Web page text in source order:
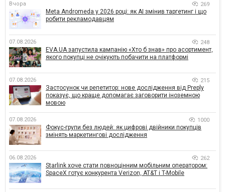
Вчора 269
Meta Andromeda у 2026 році: як AI змінив таргетинг і що
робити рекламодавцям
07.08.2026 248
EVA.UA запустила кампанію «Хто б знав» про асортимент,
якого покупці не очікують побачити на платформі
07.08.2026 215
Застосунок чи репетитор: нове дослідження від Preply
показує, що краще допомагає заговорити іноземною
мовою
07.08.2026 1000
Фокус-групи без людей: як цифрові двійники покупців
змінять маркетингові дослідження
06.08.2026 262
Starlink хоче стати повноцінним мобільним оператором:
SpaceX готує конкурента Verizon, AT&T і T-Mobile